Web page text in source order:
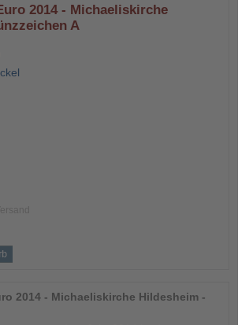
2014 - Michaeliskirche
A
2014 - Michaeliskirche Hildesheim -